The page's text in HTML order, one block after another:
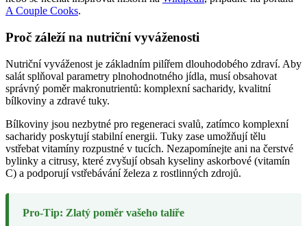
A Couple Cooks.
Proč záleží na nutriční vyváženosti
Nutriční vyváženost je základním pilířem dlouhodobého zdraví. Aby
salát splňoval parametry plnohodnotného jídla, musí obsahovat
správný poměr makronutrientů: komplexní sacharidy, kvalitní
bílkoviny a zdravé tuky.
Bílkoviny jsou nezbytné pro regeneraci svalů, zatímco komplexní
sacharidy poskytují stabilní energii. Tuky zase umožňují tělu
vstřebat vitamíny rozpustné v tucích. Nezapomínejte ani na čerstvé
bylinky a citrusy, které zvyšují obsah kyseliny askorbové (vitamín
C) a podporují vstřebávání železa z rostlinných zdrojů.
Pro-Tip: Zlatý poměr vašeho talíře